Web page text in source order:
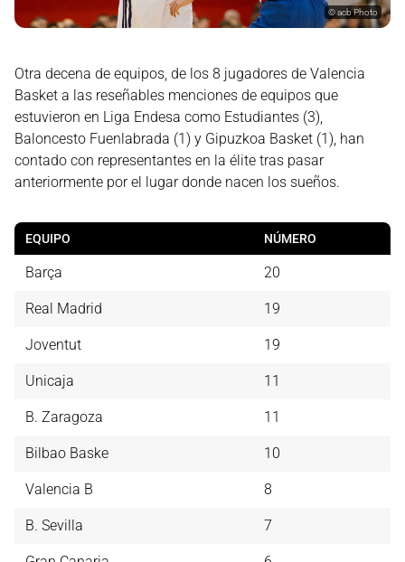
©acb Photo
Otra decena de equipos, de los 8 jugadores de Valencia
Basket a las reseñables menciones de equipos que
estuvieron en Liga Endesa como Estudiantes (3),
Baloncesto Fuenlabrada (1) y Gipuzkoa Basket (1), han
contado con representantes en la élite tras pasar
anteriormente por el lugar donde nacen los sueños.
EQUIPO NÚMERO
Barça 20
Real Madrid 19
Joventut 19
Unicaja 11
B. Zaragoza 11
Bilbao Baske 10
Valencia B 8
B. Sevilla 7